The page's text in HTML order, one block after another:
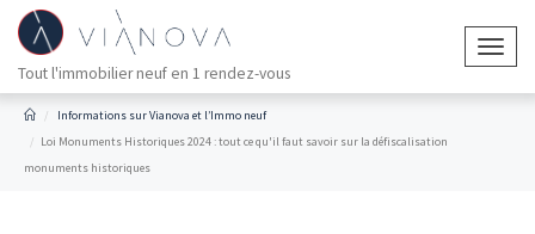
Tout l'immobilier neuf en 1 rendez-vous
Informations sur Vianova et l’Immo neuf
Loi Monuments Historiques 2024 : tout ce qu'il faut savoir sur la défiscalisation
monuments historiques